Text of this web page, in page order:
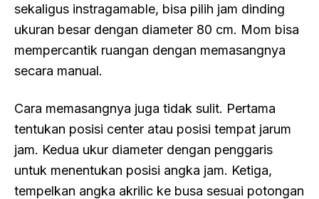
sekaligus instragamable, bisa pilih jam dinding
ukuran besar dengan diameter 80 cm. Mom bisa
mempercantik ruangan dengan memasangnya
secara manual.
Cara memasangnya juga tidak sulit. Pertama
tentukan posisi center atau posisi tempat jarum
jam. Kedua ukur diameter dengan penggaris
untuk menentukan posisi angka jam. Ketiga,
tempelkan angka akrilic ke busa sesuai potongan